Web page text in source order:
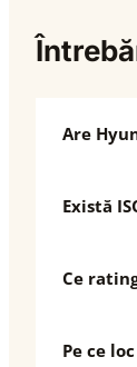
Are
Există
Ce
Pe ce